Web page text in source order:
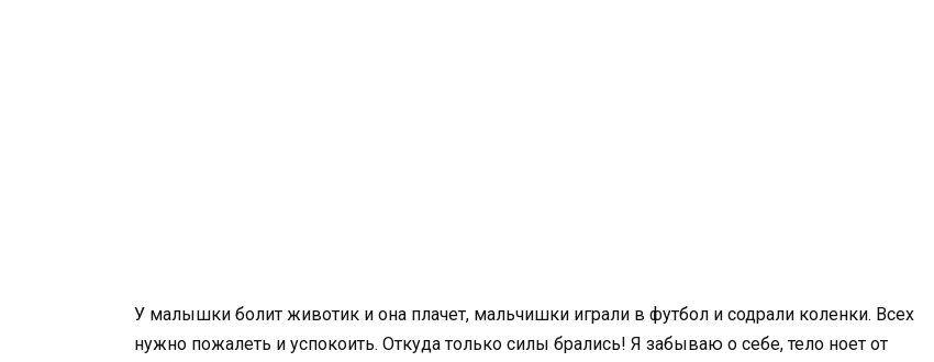
У малышки болит животик и она плачет, мальчишки играли в футбол и содрали коленки. Всех
нужно пожалеть и успокоить. Откуда только силы брались! Я забываю о себе, тело ноет от